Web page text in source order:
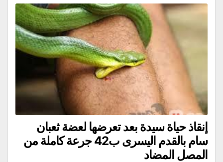
إنقاذ حياة سيدة بعد تعرضها لعضة ثعبان
سام بالقدم اليسرى ب42 جرعة كاملة من
المصل المضاد